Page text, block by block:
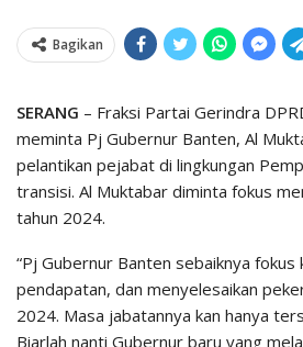
Bagikan
SERANG – Fraksi Partai Gerindra
meminta Pj Gubernur Banten, Al
pelantikan pejabat di lingkungan
transisi. Al Muktabar diminta fokus
tahun 2024.
“Pj Gubernur Banten sebaiknya
pendapatan, dan menyelesaikan
2024. Masa jabatannya kan hanya
Biarlah nanti Gubernur baru yang